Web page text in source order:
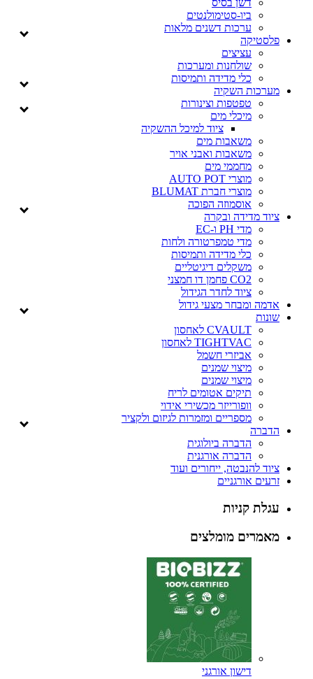
דשן בסיס
ביו-סטימולנטים
ערכות דשנים מלאות
פלסטיקה
עציצים
שולחנות ומערכות
כלי מדידה ותמיסות
מערכות השקיה
טפטפות וצינורות
מיכלי מים
ציוד למיכל ההשקיה
משאבות מים
משאבות ואבני אויר
מחממי מים
מוצרי AUTO POT
מוצרי חברת BLUMAT
אוסמוזה הפוכה
ציוד מדידה ובקרה
מדי PH ו-EC
מדי טמפרטורה ולחות
כלי מדידה ותמיסות
משקלים דיגיטליים
CO2 פחמן דו חמצני
ציוד לחדר הגידול
אדמה ומבחר מצעי גידול
שונות
CVAULT לאחסון
TIGHTVAC לאחסון
אביזרי חשמל
מיצוי שמנים
מיצוי שמנים
תיקים אטומים לריח
וופורייזר מכשירי אידוי
מספריים ומזמרות לגיזום ולקציר
הדברה
הדברה ביולוגית
הדברה אורגנית
ציוד להנבטה, ייחורים ועוד
זרעים אורגניים
עגלת קניות
מאמרים מומלצים
דישון אורגני